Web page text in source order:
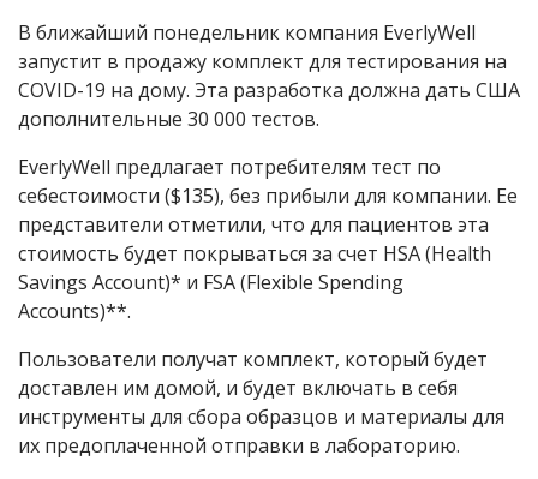
В ближайший понедельник компания EverlyWell
запустит в продажу комплект для тестирования на
COVID-19 на дому. Эта разработка должна дать США
дополнительные 30 000 тестов.
EverlyWell предлагает потребителям тест по
себестоимости ($135), без прибыли для компании. Ее
представители отметили, что для пациентов эта
стоимость будет покрываться за счет HSA (Health
Savings Account)* и FSA(Flexible Spending
Accounts)**.
Пользователи получат комплект, который будет
доставлен им домой, и будет включать в себя
инструменты для сбора образцов и материалы для
их предоплаченной отправки в лабораторию.